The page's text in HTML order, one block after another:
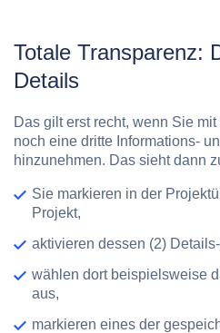
Totale Transparenz:
Details
Das gilt erst recht, wenn Sie
noch eine dritte Informations-
hinzunehmen. Das sieht dann
Sie markieren in der
Projekt,
aktivieren dessen (2) Details
wählen dort beispielsweise
aus,
markieren eines der